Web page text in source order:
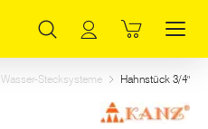
Wasser-Stecksysteme Hahnstück 3/4"